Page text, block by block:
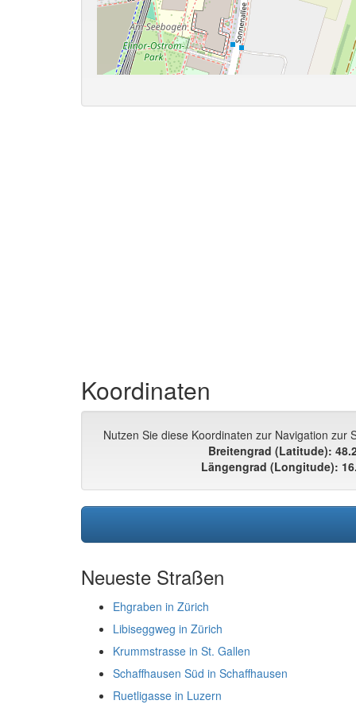
Koordinaten
Nutzen Sie diese Koordinaten zur Navigation zur
Breitengrad (Latitude):
Längengrad (Longitude):
Neueste Straßen
Ehgraben in Zürich
Libiseggweg in Zürich
Krummstrasse in St. Gallen
Schaffhausen Süd in Schaffhausen
Ruetligasse in Luzern